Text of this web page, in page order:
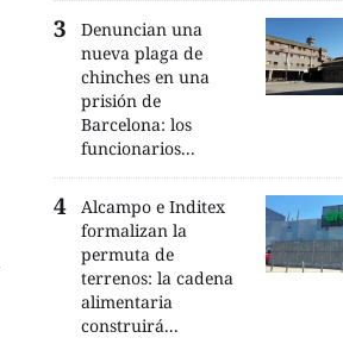
Denuncian una
nueva plaga de
chinches en una
prisión de
Barcelona: los
funcionarios...
Alcampo e Inditex
formalizan la
permuta de
terrenos: la cadena
alimentaria
construirá...